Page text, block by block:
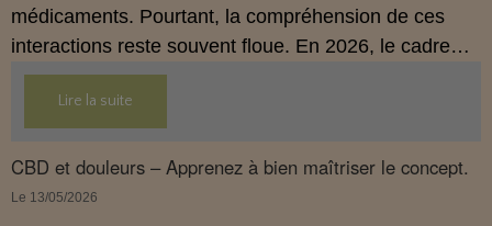
médicaments. Pourtant, la compréhension de ces
interactions reste souvent floue. En 2026, le cadre
légal français impose des règles strictes : seuls les
usages externes du CBD sont autorisés. Cet article
propose une mise au point claire et accessible pour
comprendre comment le CBD s’inscrit dans une
démarche de prévention, sans ingestion et sans
Lire la suite
CBD et douleurs – Apprenez à bien maîtriser le concept.
Le 13/05/2026